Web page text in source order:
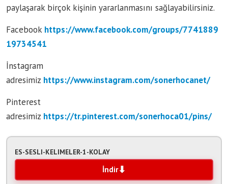
paylaşarak birçok kişinin yararlanmasını sağlayabilirsiniz.
Facebook https://www.facebook.com/groups/7741889
19734541
İnstagram
adresimiz https://www.instagram.com/sonerhocanet/
Pinterest
adresimiz https://tr.pinterest.com/sonerhoca01/pins/
ES-SESLI-KELIMELER-1-KOLAY
İndir